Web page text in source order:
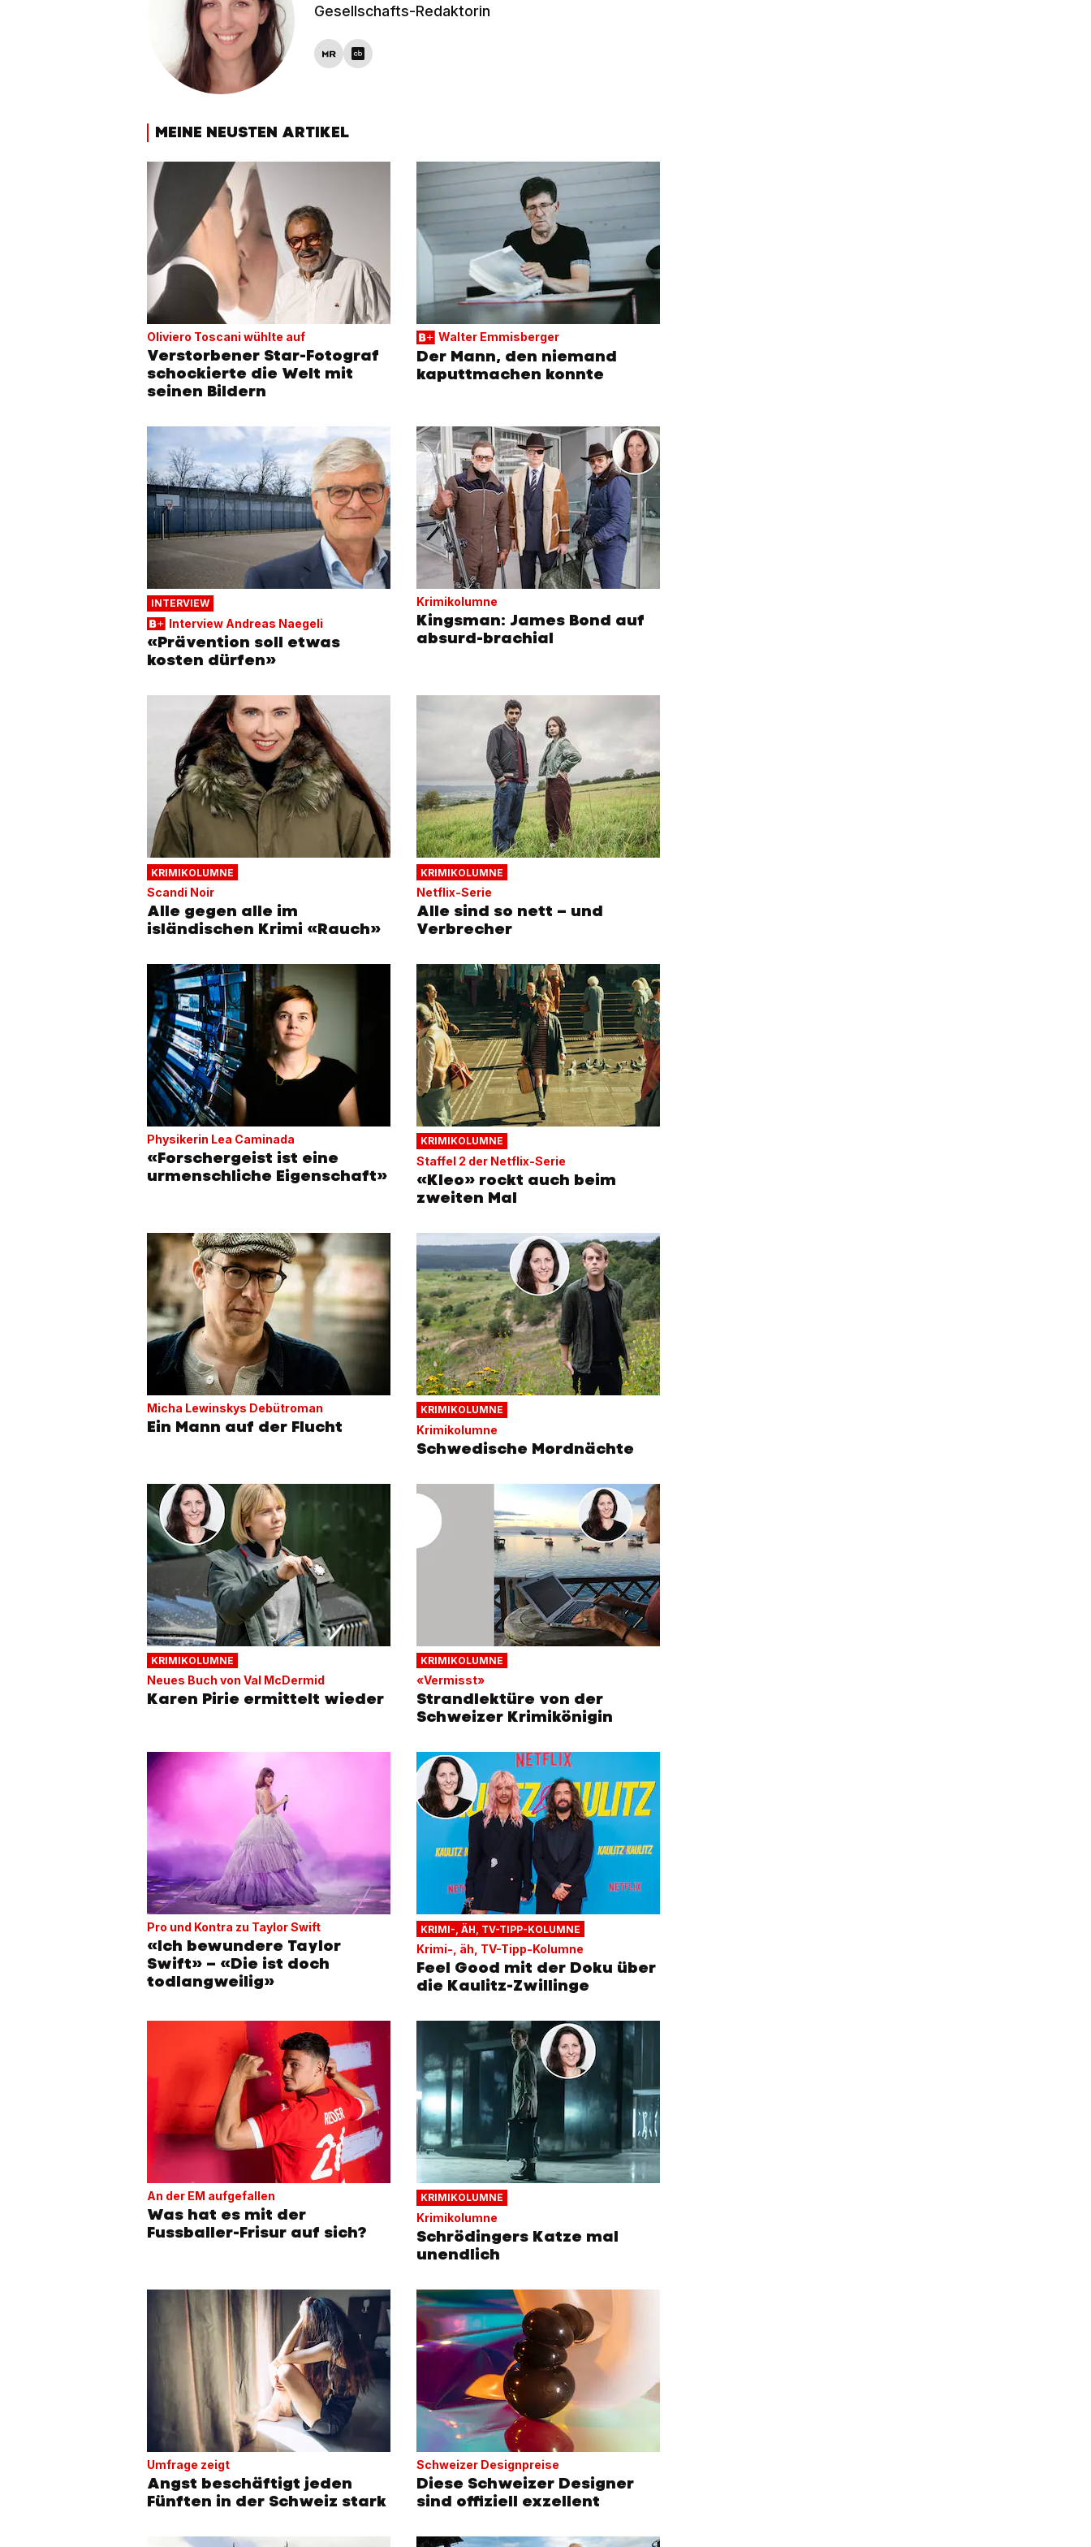
Gesellschafts-Redaktorin
MEINE NEUSTEN ARTIKEL
Oliviero Toscani wühlte auf
Verstorbener Star-Fotograf
schockierte die Welt mit
seinen Bildern
Walter Emmisberger
Der Mann, den niemand
kaputtmachen konnte
INTERVIEW
Interview Andreas Naegeli
«Prävention soll etwas
kosten dürfen»
Krimikolumne
Kingsman: James Bond auf
absurd-brachial
KRIMIKOLUMNE
Scandi Noir
Alle gegen alle im
isländischen Krimi «Rauch»
KRIMIKOLUMNE
Netflix-Serie
Alle sind so nett – und
Verbrecher
Physikerin Lea Caminada
«Forschergeist ist eine
urmenschliche Eigenschaft»
KRIMIKOLUMNE
Staffel 2 der Netflix-Serie
«Kleo» rockt auch beim
zweiten Mal
Micha Lewinskys Debütroman
Ein Mann auf der Flucht
KRIMIKOLUMNE
Krimikolumne
Schwedische Mordnächte
KRIMIKOLUMNE
Neues Buch von Val McDermid
Karen Pirie ermittelt wieder
KRIMIKOLUMNE
«Vermisst»
Strandlektüre von der
Schweizer Krimikönigin
Pro und Kontra zu Taylor Swift
«Ich bewundere Taylor
Swift» – «Die ist doch
todlangweilig»
KRIMI-, ÄH, TV-TIPP-KOLUMNE
Krimi-, äh, TV-Tipp-Kolumne
Feel Good mit der Doku über
die Kaulitz-Zwillinge
An der EM aufgefallen
Was hat es mit der
Fussballer-Frisur auf sich?
KRIMIKOLUMNE
Krimikolumne
Schrödingers Katze mal
unendlich
Umfrage zeigt
Angst beschäftigt jeden
Fünften in der Schweiz stark
Schweizer Designpreise
Diese Schweizer Designer
sind offiziell exzellent